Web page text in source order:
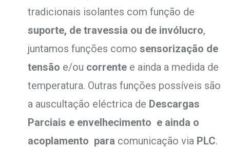
tradicionais isolantes com função de
suporte, de travessia ou de invólucro,
juntamos funções como sensorização de
tensão e/ou corrente e ainda a medida de
temperatura. Outras funções possíveis são
a auscultação eléctrica de Descargas
Parciais e envelhecimento e ainda o
acoplamento para comunicação via PLC.